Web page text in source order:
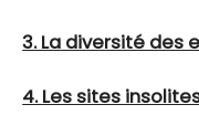
3. La diversité des
4. Les sites